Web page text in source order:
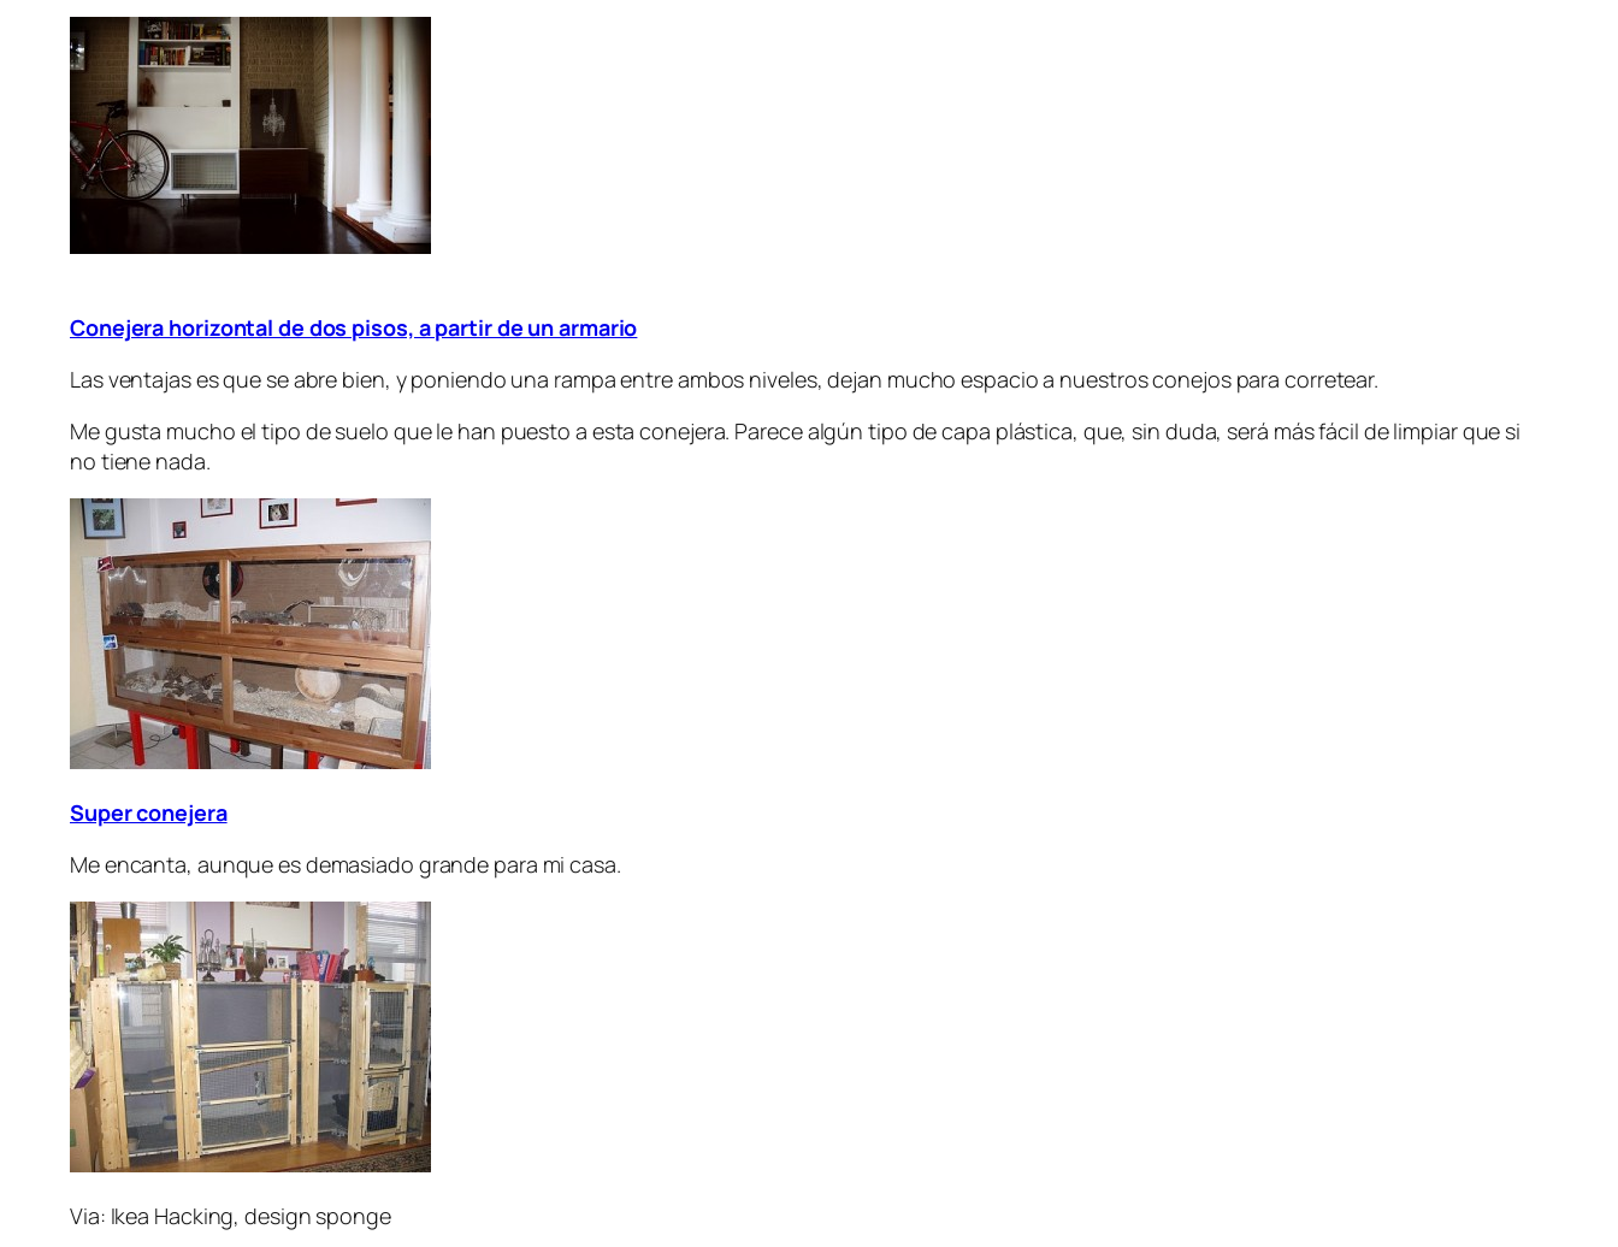
Conejera horizontal de dos pisos, a partir de un armario
Las ventajas es que se abre bien, y poniendo una rampa entre ambos niveles, dejan mucho espacio a nuestros conejos para corretear.
Me gusta mucho el tipo de suelo que le han puesto a esta conejera. Parece algún tipo de capa plástica, que, sin duda, será más fácil de limpiar que si
no tiene nada.
Super conejera
Me encanta, aunque es demasiado grande para mi casa.
Via: Ikea Hacking, design sponge